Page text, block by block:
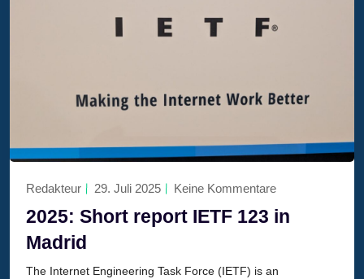
Redakteur 29. Juli 2025 Keine Kommentare
2025: Short report IETF 123 in
Madrid
The Internet Engineering Task Force (IETF) is an